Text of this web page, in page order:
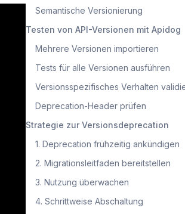
Semantische Versionierung
Testen von API-Versionen mit Apidog
Mehrere Versionen importieren
Tests für alle Versionen ausführen
Versionsspezifisches Verhalten
Deprecation-Header prüfen
Strategie zur Versionsdeprecation
1. Deprecation frühzeitig ankündigen
2. Migrationsleitfaden bereitstellen
3. Nutzung überwachen
4. Schrittweise Abschaltung